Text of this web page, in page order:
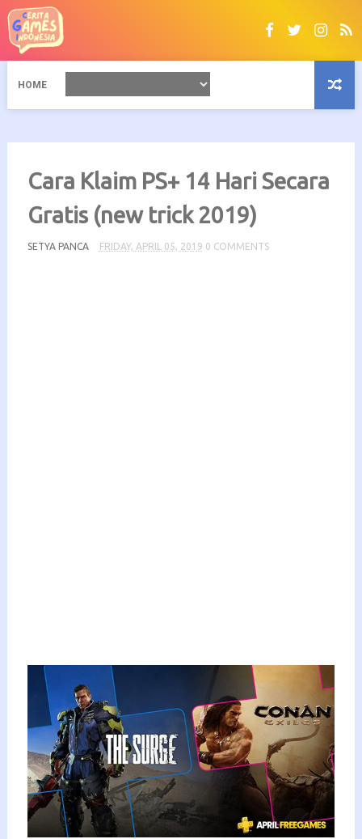
HOME
Cara Klaim PS+ 14 Hari Secara
Gratis (new trick 2019)
SETYA PANCA FRIDAY, APRIL 05, 2019 0 COMMENTS